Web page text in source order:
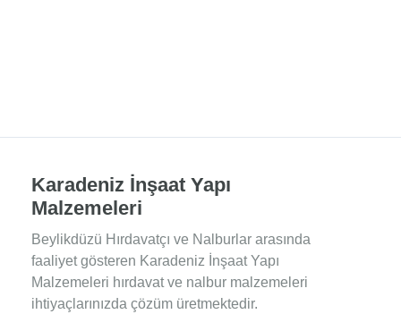
Karadeniz İnşaat Yapı
Malzemeleri
Beylikdüzü Hırdavatçı ve Nalburlar arasında
faaliyet gösteren Karadeniz İnşaat Yapı
Malzemeleri hırdavat ve nalbur malzemeleri
ihtiyaçlarınızda çözüm üretmektedir.